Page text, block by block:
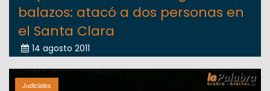
balazos: atacó a dos personas en
el Santa Clara
14 agosto 2011
Judiciales